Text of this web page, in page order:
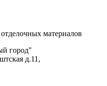
материалов
город"
д.11,